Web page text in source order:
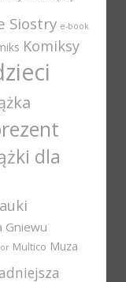
Siostry e-book
Komiksy
dla
Gniewu
Multico Muza